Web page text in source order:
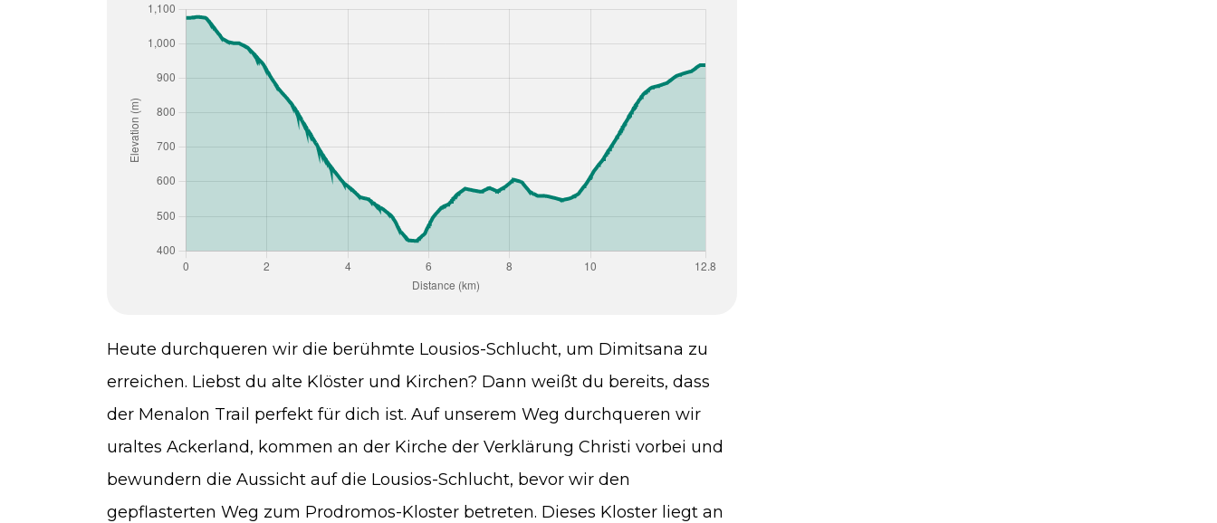
Heute durchqueren wir die berühmte Lousios-Schlucht, um Dimitsana zu
erreichen. Liebst du alte Klöster und Kirchen? Dann weißt du bereits, dass
der Menalon Trail perfekt für dich ist. Auf unserem Weg durchqueren wir
uraltes Ackerland, kommen an der Kirche der Verklärung Christi vorbei und
bewundern die Aussicht auf die Lousios-Schlucht, bevor wir den
gepflasterten Weg zum Prodromos-Kloster betreten. Dieses Kloster liegt an